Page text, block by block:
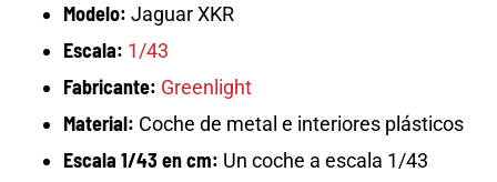
Modelo: Jaguar XKR
Escala: 1/43
Fabricante: Greenlight
Material: Coche de metal e interiores plásticos
Escala 1/43 en cm: Un coche a escala 1/43